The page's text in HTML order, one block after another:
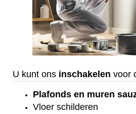
U kunt ons inschakelen voor
Plafonds en muren
Vloer schilderen